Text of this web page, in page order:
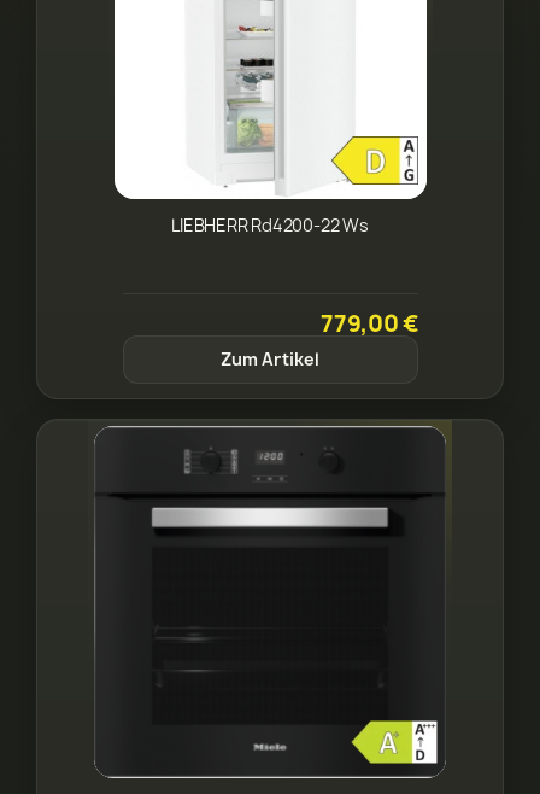
LIEBHERR Rd4200-22 Ws
779,00 €
Zum Artikel